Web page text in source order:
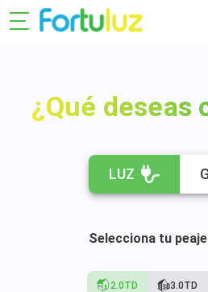
¿Qué deseas
LUZ
Selecciona tu
2.0TD 3.0TD